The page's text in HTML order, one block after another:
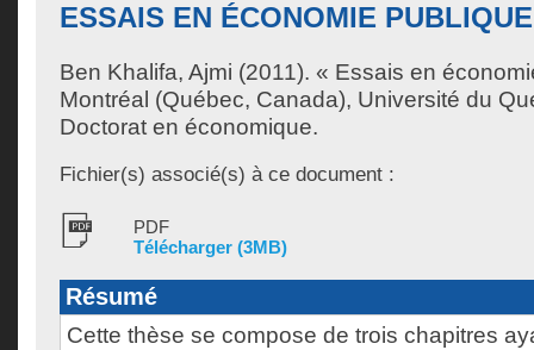
ESSAIS EN ÉCONOMIE PUBLIQUE
Ben Khalifa, Ajmi (2011). « Essais en
Montréal (Québec, Canada), Université du
Doctorat en économique.
Fichier(s) associé(s) à ce document :
PDF
Télécharger (3MB)
Résumé
Cette thèse se compose de trois chapitres